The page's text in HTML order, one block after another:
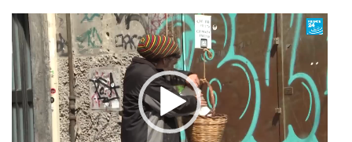
Lecteur
vidéo